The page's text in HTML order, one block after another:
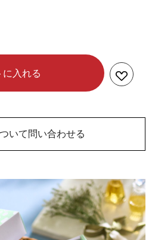
に入れる
いて問い合わせる